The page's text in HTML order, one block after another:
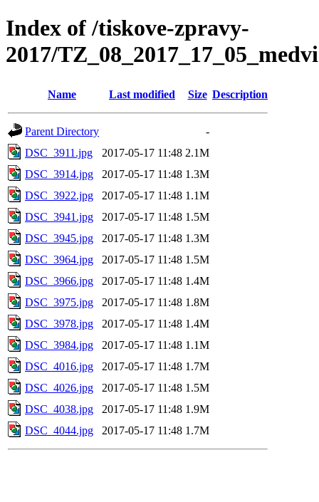
Index of /tiskove-zpravy-
2017/
Name Last modified Size Description
Parent Directory
-
DSC_3911.jpg
2017-05-17 11:48 2.1M
DSC_3914.jpg
2017-05-17 11:48 1.3M
DSC_3922.jpg
2017-05-17 11:48 1.1M
DSC_3941.jpg
2017-05-17 11:48 1.5M
DSC_3945.jpg
2017-05-17 11:48 1.3M
DSC_3964.jpg
2017-05-17 11:48 1.5M
DSC_3966.jpg
2017-05-17 11:48 1.4M
DSC_3975.jpg
2017-05-17 11:48 1.8M
DSC_3978.jpg
2017-05-17 11:48 1.4M
DSC_3984.jpg
2017-05-17 11:48 1.1M
DSC_4016.jpg
2017-05-17 11:48 1.7M
DSC_4026.jpg
2017-05-17 11:48 1.5M
DSC_4038.jpg
2017-05-17 11:48 1.9M
DSC_4044.jpg
2017-05-17 11:48 1.7M